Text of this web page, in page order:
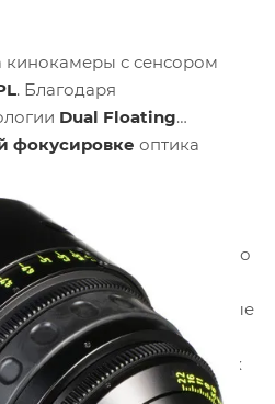
кинокамеры с сенсором
. Благодаря
Dual Floating
фокусировке оптика
критически важно при
Модель оснащена
T* XP, которое эффективно
отражения,
и насыщенные
ирисовая диафрагма
а диапазон рабочих
T1.3 до T22.